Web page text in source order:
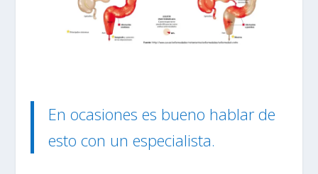
En ocasiones es bueno hablar de
esto con un especialista.